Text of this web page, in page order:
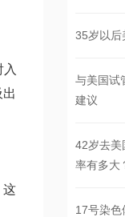
这
35岁以后
与美国试
建议
42岁去美
率有多大
17号染色